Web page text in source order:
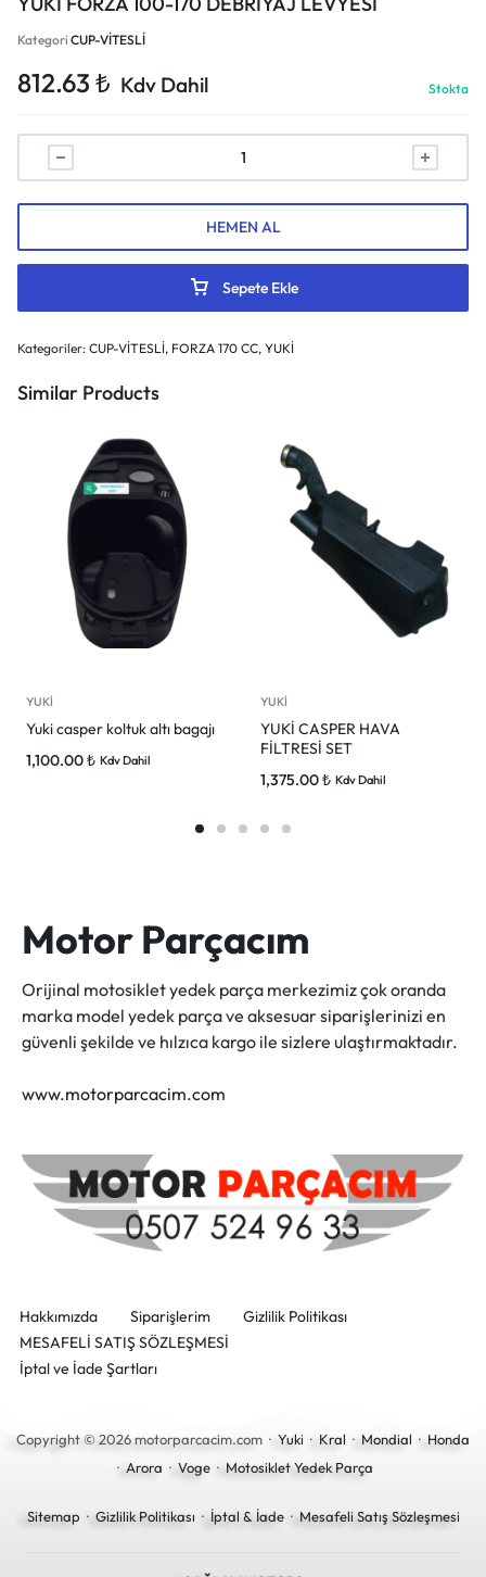
Kategori CUP-VİTESLİ
812.63 ₺ Kdv Dahil Stokta
Sepete Ekle
HEMEN AL
Kategoriler: CUP-VİTESLİ, FORZA 170 CC, YUKİ
Similar Products
YUKİ
Yuki casper koltuk altı bagajı
1,100.00₺ Kdv Dahil
YUKİ
YUKİ CASPER HAVA
FİLTRESİ SET
1,375.00₺ Kdv Dahil
Motor Parçacım
Orijinal motosiklet yedek parça merkezimiz çok oranda
marka model yedek parça ve aksesuar siparişlerinizi en
güvenli şekilde ve hılzıca kargo ile sizlere ulaştırmaktadır.
www.motorparcacim.com
Hakkımızda Siparişlerim
Gizlilik Politikası
MESAFELİ SATIŞ SÖZLEŞMESİ
İptal ve İade Şartları
Copyright © 2026 motorparcacim.com · Yuki · Kral · Mondial · Honda
· Arora · Voge· Motosiklet Yedek Parça
Sitemap · Gizlilik Politikası · İptal & İade· Mesafeli Satış Sözleşmesi